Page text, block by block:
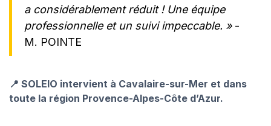
a considérablement réduit ! Une équipe
professionnelle et un suivi impeccable. »-
M. POINTE
📍 SOLEIO intervient à Cavalaire-sur-Mer et dans
toute la région Provence-Alpes-Côte d’Azur.